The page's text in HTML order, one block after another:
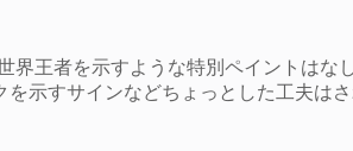
界王者を示すような特別ペイントはな
を示すサインなどちょっとした工夫はさ